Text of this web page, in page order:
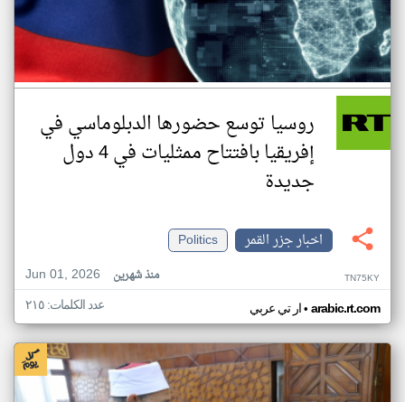
روسيا توسع حضورها الدبلوماسي في
إفريقيا بافتتاح ممثليات في 4 دول
جديدة
اخبار جزر القمر
Politics
Jun 01, 2026
منذ شهرين TN75KY
ار تي عربي• arabic.rt.com عدد الكلمات: ٢١٥